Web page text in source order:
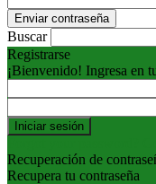
Buscar
Registrarse
¡Bienvenido! Ingresa en
Recuperación de
Recupera tu contraseña